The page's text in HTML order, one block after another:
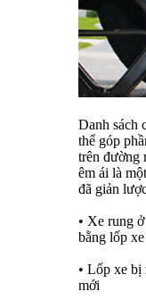
Danh sách
thể góp
trên đường
êm ái là
đã giản
• Xe rung
bằng lốp xe
• Lốp xe bị
mới